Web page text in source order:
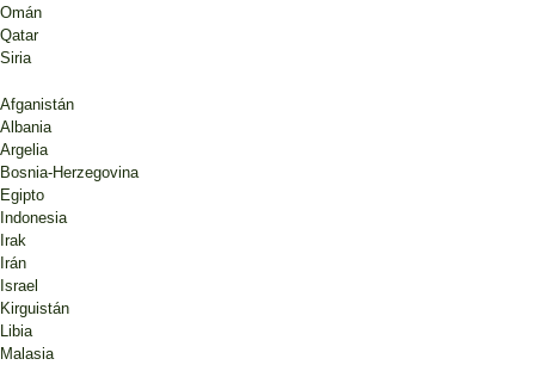
Omán
Qatar
Siria
Afganistán
Albania
Argelia
Bosnia-Herzegovina
Egipto
Indonesia
Irak
Irán
Israel
Kirguistán
Libia
Malasia